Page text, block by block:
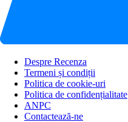
Despre Recenza
Termeni și condiții
Politica de cookie-uri
Politica de confidențialitate
ANPC
Contactează-ne